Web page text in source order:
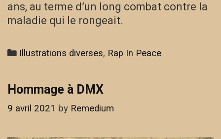
ans, au terme d’un long combat contre la
maladie qui le rongeait.
Categories
Illustrations diverses, Rap In Peace
Hommage à DMX
9 avril 2021 by Remedium